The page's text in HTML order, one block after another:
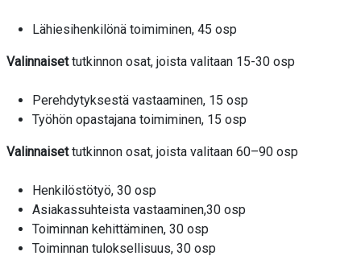
Lähiesihenkilönä toimiminen, 45 osp
Valinnaisettutkinnon osat, joista valitaan 15-30 osp
Perehdytyksestä vastaaminen, 15 osp
Työhön opastajana toimiminen, 15 osp
Valinnaisettutkinnon osat, joista valitaan 60–90 osp
Henkilöstötyö, 30 osp
Asiakassuhteista vastaaminen,30 osp
Toiminnan kehittäminen, 30 osp
Toiminnan tuloksellisuus, 30 osp